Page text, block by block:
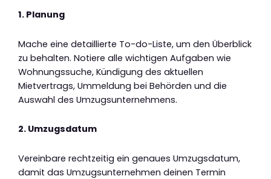
1. Planung
Mache eine detaillierte To-do-Liste, um den Überblick
zu behalten. Notiere alle wichtigen Aufgaben wie
Wohnungssuche, Kündigung des aktuellen
Mietvertrags, Ummeldung bei Behörden und die
Auswahl des Umzugsunternehmens.
2. Umzugsdatum
Vereinbare rechtzeitig ein genaues Umzugsdatum,
damit das Umzugsunternehmen deinen Termin